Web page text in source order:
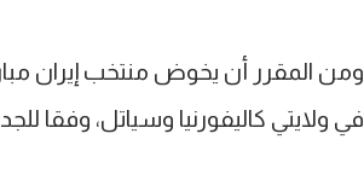
ومن المقرر أن يخوض منتخب إيران
في ولايتي كاليفورنيا وسياتل، وفقا